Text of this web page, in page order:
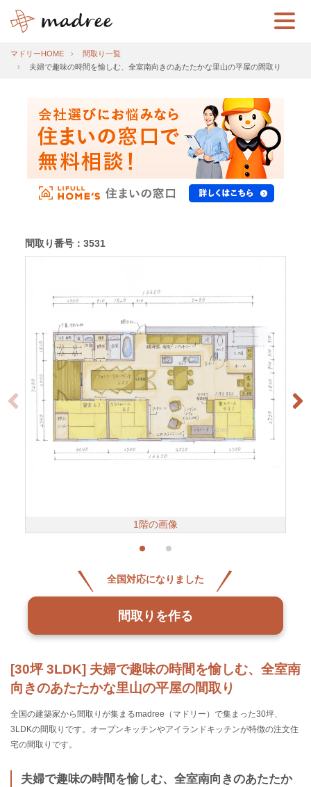
マドリーHOME
間取り一覧
夫婦で趣味の時間を愉しむ、全室南向きのあたたかな里山の平屋の間取り
[30坪 3LDK] 夫婦で趣味の時間を愉しむ、全室南
向きのあたたかな里山の平屋の間取り
全国の建築家から間取りが集まるmadree（マドリー）で集まった30坪、
3LDKの間取りです。オープンキッチンやアイランドキッチンが特徴の注文住
宅の間取りです。
夫婦で趣味の時間を愉しむ、全室南向きのあたたか
間取り番号：3531
1階の画像
全国対応になりました
間取りを作る